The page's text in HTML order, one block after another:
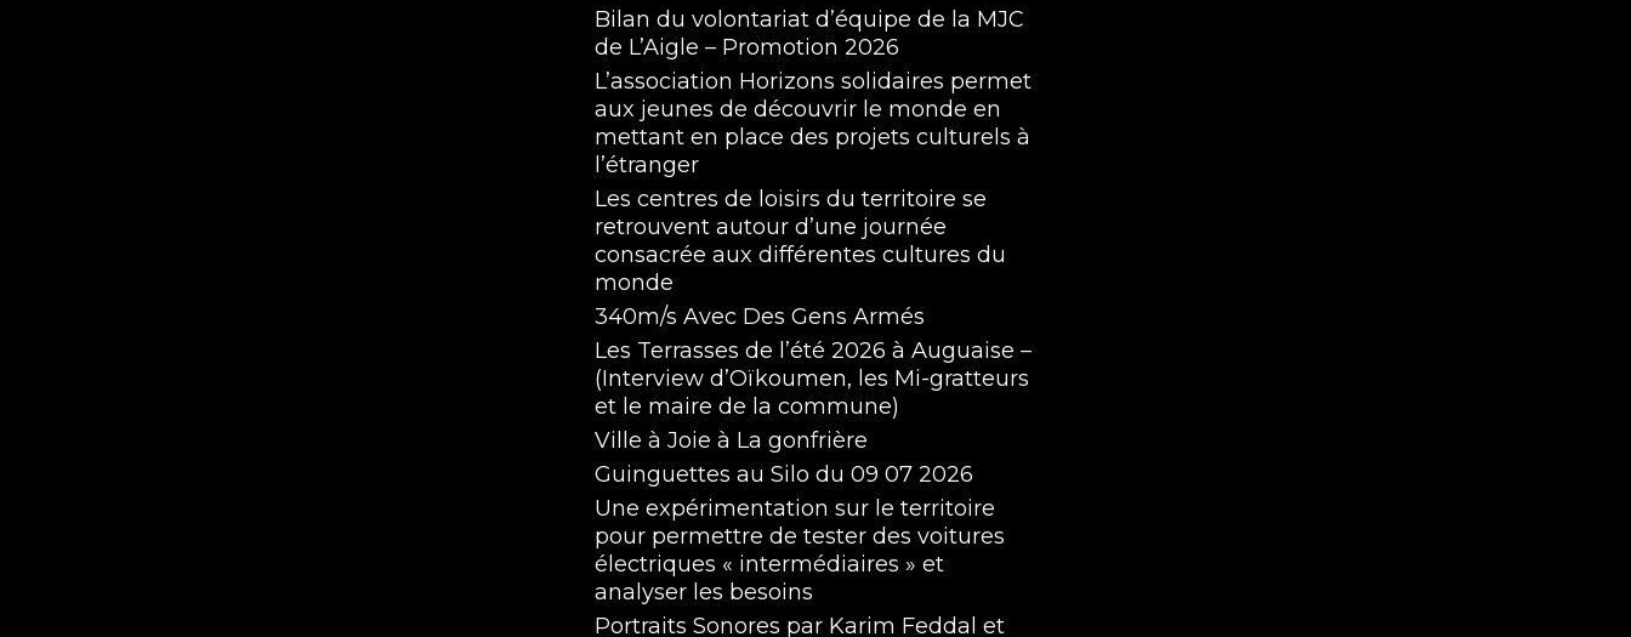
Bilan du volontariat d’équipe de la MJC
de L’Aigle – Promotion 2026
L’association Horizons solidaires permet
aux jeunes de découvrir le monde en
mettant en place des projets culturels à
l’étranger
Les centres de loisirs du territoire se
retrouvent autour d’une journée
consacrée aux différentes cultures du
monde
340m/s Avec Des Gens Armés
Les Terrasses de l’été 2026 à Auguaise –
(Interview d’Oïkoumen, les Mi-gratteurs
et le maire de la commune)
Ville à Joie à La gonfrière
Guinguettes au Silo du 09 07 2026
Une expérimentation sur le territoire
pour permettre de tester des voitures
électriques « intermédiaires » et
analyser les besoins
Portraits Sonores par Karim Feddal et